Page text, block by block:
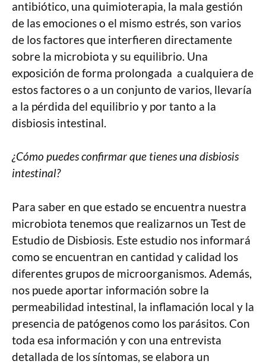
antibiótico, una quimioterapia, la mala gestión
de las emociones o el mismo estrés, son varios
de los factores que interfieren directamente
sobre la microbiota y su equilibrio. Una
exposición de forma prolongada a cualquiera de
estos factores o a un conjunto de varios, llevaría
a la pérdida del equilibrio y por tanto a la
disbiosis intestinal.
¿Cómo puedes confirmar que tienes una disbiosis
intestinal?
Para saber en que estado se encuentra nuestra
microbiota tenemos que realizarnos un Test de
Estudio de Disbiosis. Este estudio nos informará
como se encuentran en cantidad y calidad los
diferentes grupos de microorganismos. Además,
nos puede aportar información sobre la
permeabilidad intestinal, la inflamación local y la
presencia de patógenos como los parásitos. Con
toda esa información y con una entrevista
detallada de los síntomas, se elabora un